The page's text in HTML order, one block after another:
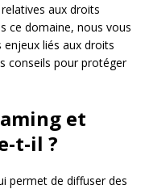
aux droits
ce domaine, nous vous
liés aux droits
conseils pour protéger
et
t-il ?
permet de diffuser des